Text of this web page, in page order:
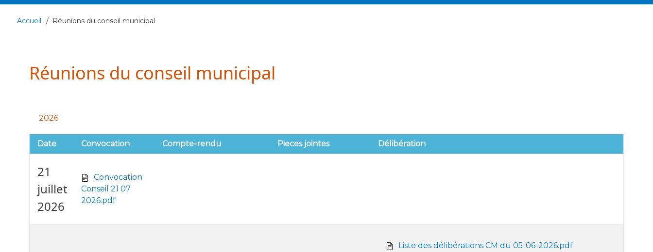
navigation
Fil
Accueil Réunions du conseil municipal
Réunions du conseil municipal
2026
Date Convocation Compte-rendu Pieces jointes Délibération
21
juillet
2026
Convocation
Conseil 21 07
2026.pdf
Liste des délibérations CM du 05-06-2026.pdf